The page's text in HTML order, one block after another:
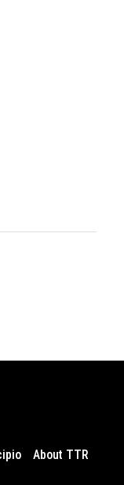
About TTR